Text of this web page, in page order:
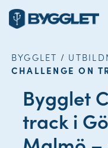
Sök
webbplatsen
BYGGLET /
CHALLENGE ON
Bygglet
track i